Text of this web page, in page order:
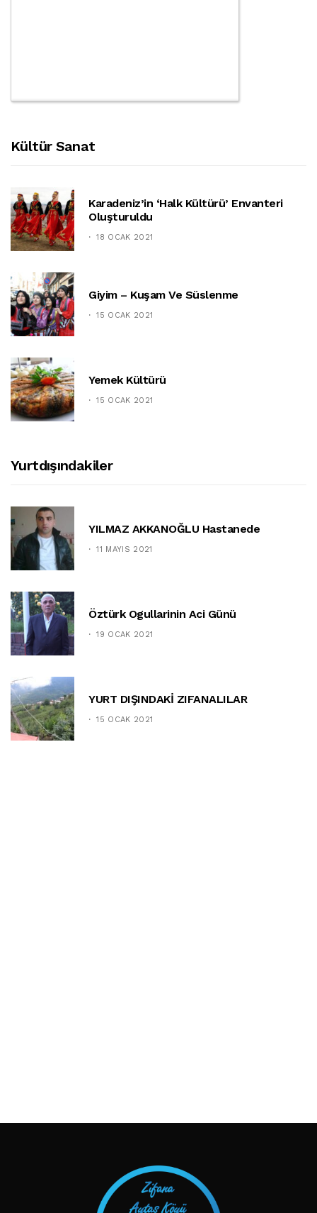
Kültür Sanat
Karadeniz’in ‘halk Kültürü’ Envanteri
Oluşturuldu
18 OCAK 2021
Giyim – Kuşam Ve Süslenme
15 OCAK 2021
Yemek Kültürü
15 OCAK 2021
Yurtdışındakiler
YILMAZ AKKANOĞLU Hastanede
11 MAYIS 2021
Öztürk Ogullarinin Aci Günü
19 OCAK 2021
YURT DIŞINDAKİ ZIFANALILAR
15 OCAK 2021
TAKIP ET